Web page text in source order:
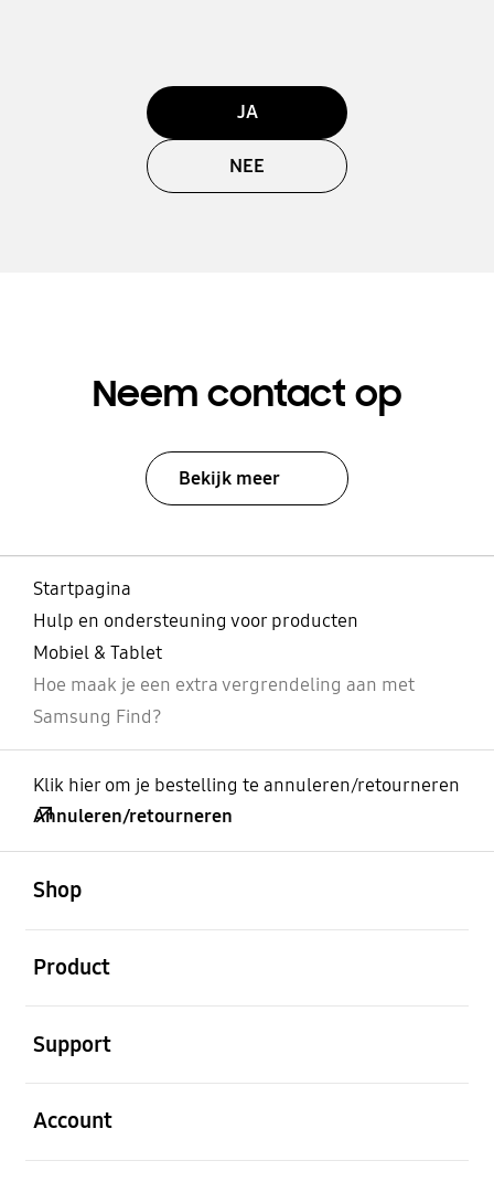
JA
NEE
Neem contact op
Bekijk meer
Startpagina
Hulp en ondersteuning voor producten
Mobiel & Tablet
Hoe maak je een extra vergrendeling aan met
Samsung Find?
Klik hier om je bestelling te annuleren/retourneren
Annuleren/retourneren
Shop
Product
Support
Account